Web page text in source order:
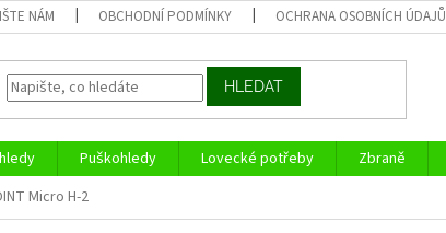
NÁM OBCHODNÍ PODMÍNKY OCHRANA OSOBNÍCH ÚDAJŮ
HLEDAT
Puškohledy Lovecké potřeby Zbraně
Micro H-2